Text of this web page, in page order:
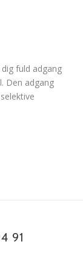
fuld adgang
Den adgang
91